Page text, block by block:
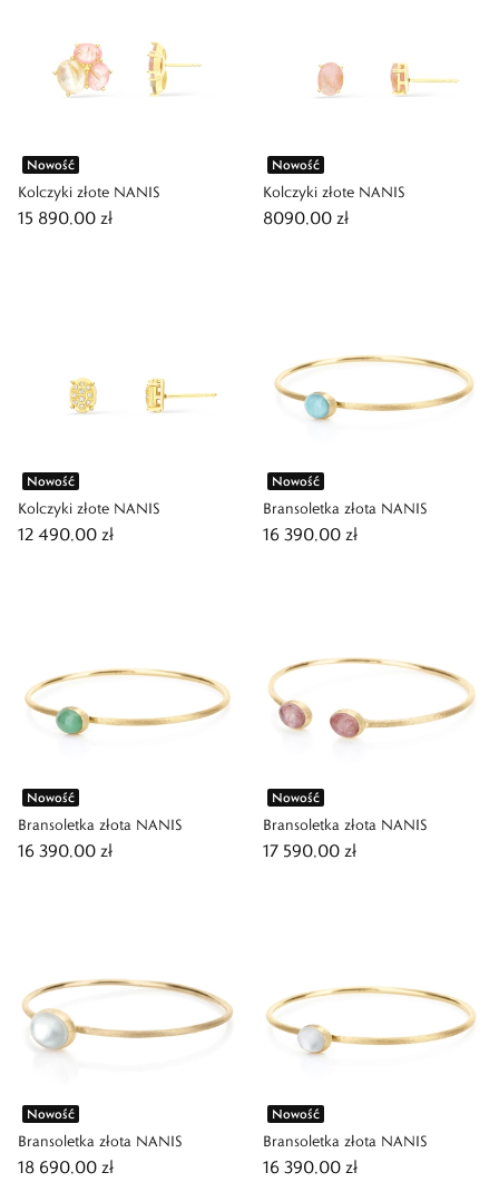
Nowość
Kolczyki złote NANIS
15 890,00 zł
Nowość
Kolczyki złote NANIS
8090,00 zł
Nowość
Kolczyki złote NANIS
12 490,00 zł
Nowość
Bransoletka złota NANIS
16 390,00 zł
Nowość
Bransoletka złota NANIS
16 390,00 zł
Nowość
Bransoletka złota NANIS
17 590,00 zł
Nowość
Bransoletka złota NANIS
18 690,00 zł
Nowość
Bransoletka złota NANIS
16 390,00 zł